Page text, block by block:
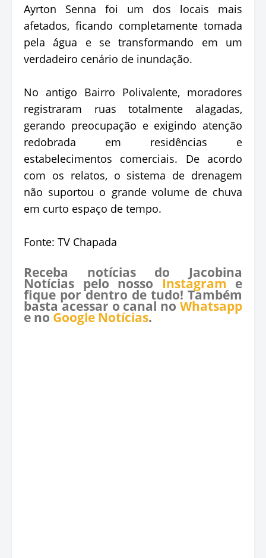
Ayrton Senna foi um dos locais mais
afetados, ficando completamente tomada
pela água e se transformando em um
verdadeiro cenário de inundação.
No antigo Bairro Polivalente, moradores
registraram ruas totalmente alagadas,
gerando preocupação e exigindo atenção
redobrada em residências e
estabelecimentos comerciais. De acordo
com os relatos, o sistema de drenagem
não suportou o grande volume de chuva
em curto espaço de tempo.
Fonte: TV Chapada
Receba notícias do Jacobina
Notícias pelo nosso Instagram e
fique por dentro de tudo! Também
basta acessar o canal no Whatsapp
e no Google Notícias.